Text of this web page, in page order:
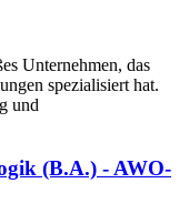
Unternehmen, das
spezialisiert hat.
und
(B.A.) - AWO-